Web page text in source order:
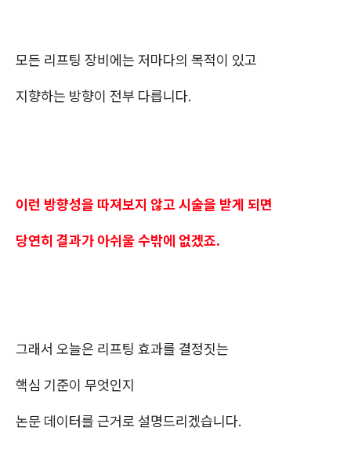
모든 리프팅 장비에는 저마다의 목적이 있고
지향하는 방향이 전부 다릅니다.
이런 방향성을 따져보지 않고 시술을 받게 되면
당연히 결과가 아쉬울 수밖에 없겠죠.
그래서 오늘은 리프팅 효과를 결정짓는
핵심 기준이 무엇인지
논문 데이터를 근거로 설명드리겠습니다.